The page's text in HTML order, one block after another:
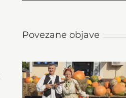
Povezane objave